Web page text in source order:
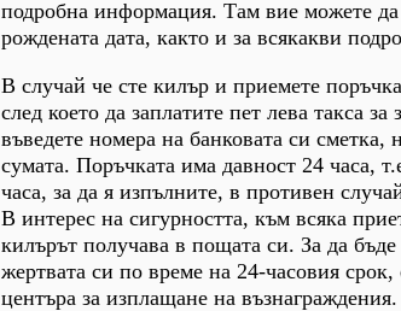
подробна информация. Там вие можете да
рождената дата, както и за всякакви
В случай че сте килър и приемете
след което да заплатите пет лева такса
въведете номера на банковата си
сумата. Поръчката има давност 24 часа,
часа, за да я изпълните, в противен
В интерес на сигурността, към всяка
килърът получава в пощата си. За да
жертвата си по време на 24-часовия
центъра за изплащане на